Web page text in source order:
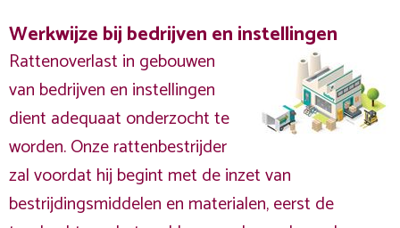
Werkwijze bij bedrijven en instellingen
Rattenoverlast in gebouwen
van bedrijven en instellingen
dient adequaat onderzocht te
worden. Onze rattenbestrijder
zal voordat hij begint met de inzet van
bestrijdingsmiddelen en materialen, eerst de